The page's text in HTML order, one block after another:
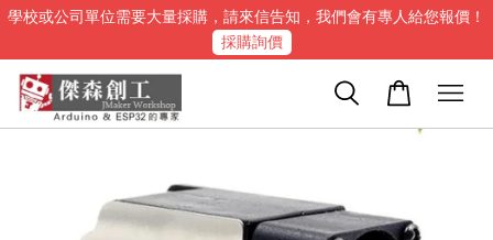
學校或公司單位需要大量採購，請來信告知，我們會有專人給您報價！
採購詢價